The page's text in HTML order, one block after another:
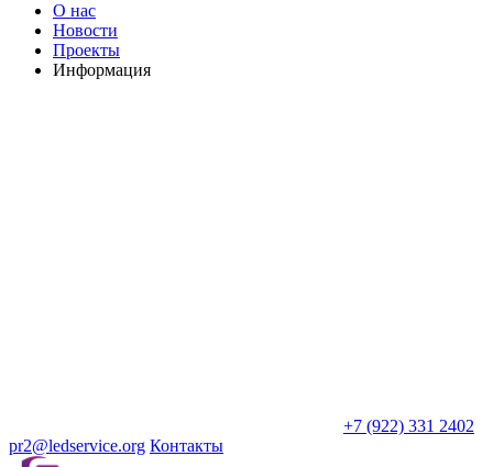
О нас
Новости
Проекты
Информация
+7 (922) 331 2402
pr2@ledservice.org Контакты